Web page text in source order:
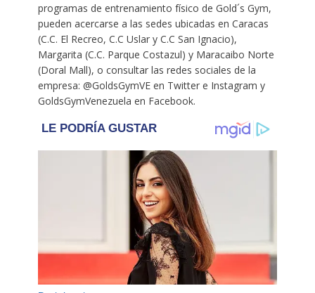
programas de entrenamiento físico de Gold´s Gym,
pueden acercarse a las sedes ubicadas en Caracas
(C.C. El Recreo, C.C Uslar y C.C San Ignacio),
Margarita (C.C. Parque Costazul) y Maracaibo Norte
(Doral Mall), o consultar las redes sociales de la
empresa: @GoldsGymVE en Twitter e Instagram y
GoldsGymVenezuela en Facebook.